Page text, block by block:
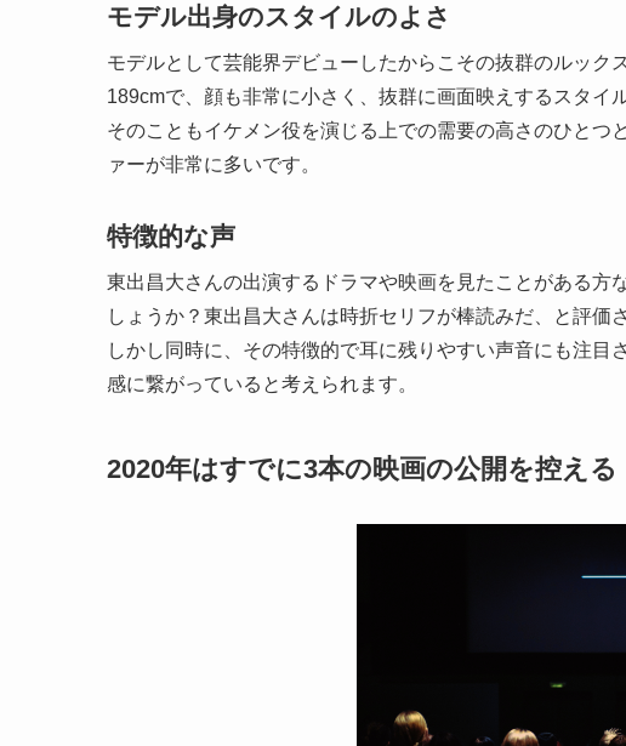
モデル出身のスタイルのよさ
モデルとして芸能界デビューしたからこその抜群のルック
189cmで、顔も非常に小さく、抜群に画面映えするスタイ
そのこともイケメン役を演じる上での需要の高さのひとつ
ァーが非常に多いです。
特徴的な声
東出昌大さんの出演するドラマや映画を見たことがある方
しょうか？東出昌大さんは時折セリフが棒読みだ、と評価
しかし同時に、その特徴的で耳に残りやすい声音にも注
感に繋がっていると考えられます。
2020年はすでに3本の映画の公開を控える